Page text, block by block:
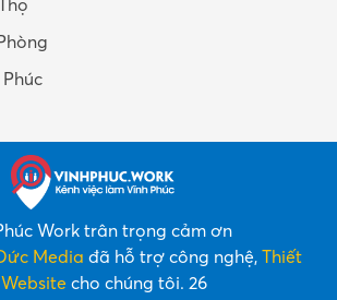
Work trân trọng cảm ơn
Media đã hỗ trợ công nghệ, Thiết
cho chúng tôi. 26